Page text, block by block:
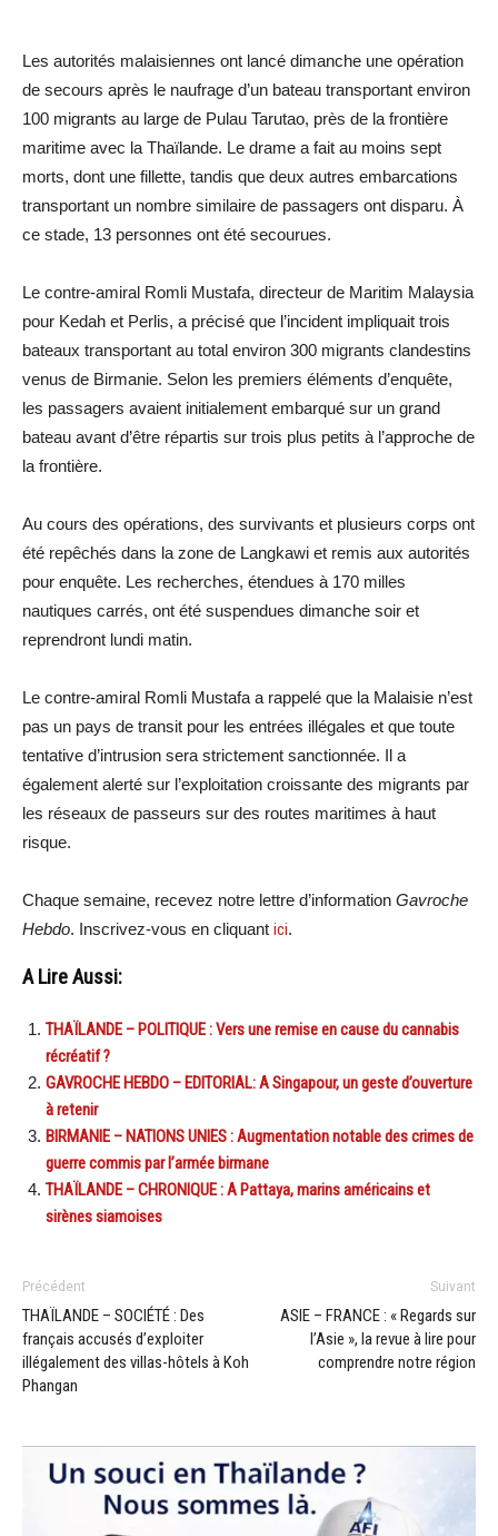
Les autorités malaisiennes ont lancé dimanche une opération
de secours après le naufrage d’un bateau transportant environ
100 migrants au large de Pulau Tarutao, près de la frontière
maritime avec la Thaïlande. Le drame a fait au moins sept
morts, dont une fillette, tandis que deux autres embarcations
transportant un nombre similaire de passagers ont disparu. À
ce stade, 13 personnes ont été secourues.
Le contre-amiral Romli Mustafa, directeur de Maritim Malaysia
pour Kedah et Perlis, a précisé que l’incident impliquait trois
bateaux transportant au total environ 300 migrants clandestins
venus de Birmanie. Selon les premiers éléments d’enquête,
les passagers avaient initialement embarqué sur un grand
bateau avant d’être répartis sur trois plus petits à l’approche de
la frontière.
Au cours des opérations, des survivants et plusieurs corps ont
été repêchés dans la zone de Langkawi et remis aux autorités
pour enquête. Les recherches, étendues à 170 milles
nautiques carrés, ont été suspendues dimanche soir et
reprendront lundi matin.
Le contre-amiral Romli Mustafa a rappelé que la Malaisie n’est
pas un pays de transit pour les entrées illégales et que toute
tentative d’intrusion sera strictement sanctionnée. Il a
également alerté sur l’exploitation croissante des migrants par
les réseaux de passeurs sur des routes maritimes à haut
risque.
Chaque semaine, recevez notre lettre d’information Gavroche
Hebdo. Inscrivez-vous en cliquant ici.
A Lire Aussi:
THAÏLANDE – POLITIQUE : Vers une remise en cause du cannabis
récréatif ?
GAVROCHE HEBDO – EDITORIAL: A Singapour, un geste d’ouverture
à retenir
BIRMANIE – NATIONS UNIES : Augmentation notable des crimes de
guerre commis par l’armée birmane
THAÏLANDE – CHRONIQUE : A Pattaya, marins américains et
sirènes siamoises
Précédent
THAÏLANDE – SOCIÉTÉ : Des
français accusés d’exploiter
illégalement des villas-hôtels à Koh
Phangan
Suivant
ASIE – FRANCE : « Regards sur
l’Asie », la revue à lire pour
comprendre notre région